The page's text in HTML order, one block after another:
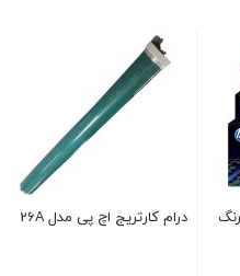
کارتریج اچ پی مدل 305A رنگ